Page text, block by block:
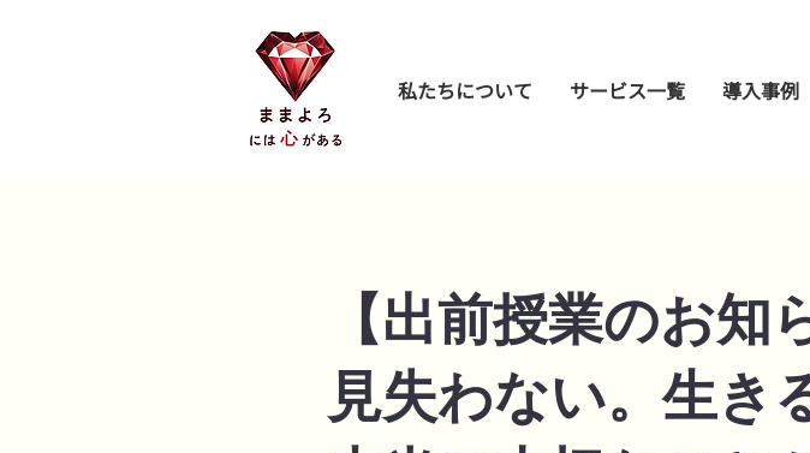
私たちについて サービス一覧 導入事例
【出前授業のお
見失わない。生き